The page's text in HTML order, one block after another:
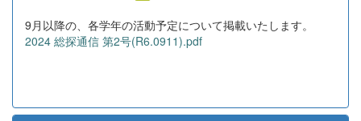
9月以降の、各学年の活動予定について掲載いたします。
2024 総探通信 第2号(R6.0911).pdf